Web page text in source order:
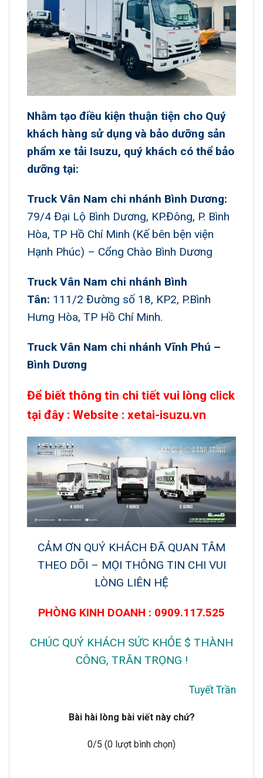
Nhằm tạo điều kiện thuận tiện cho Quý
khách hàng sử dụng và bảo dưỡng sản
phẩm xe tải Isuzu, quý khách có thể bảo
dưỡng tại:
Truck Vân Nam chi nhánh Bình Dương:
79/4 Đại Lộ Bình Dương, KP.Đông, P. Bình
Hòa, TP Hồ Chí Minh (Kế bên bện viện
Hạnh Phúc) – Cổng Chào Bình Dương
Truck Vân Nam chi nhánh Bình
Tân: 111/2 Đường số 18, KP2, P.Bình
Hưng Hòa, TP Hồ Chí Minh.
Truck Vân Nam chi nhánh Vĩnh Phú –
Bình Dương
Để biết thông tin chi tiết vui lòng click
tại đây : Website : xetai-isuzu.vn
CẢM ƠN QUÝ KHÁCH ĐÃ QUAN TÂM
THEO DÕI – MỌI THÔNG TIN CHI VUI
LÒNG LIÊN HỆ
PHÒNG KINH DOANH : 0909.117.525
CHÚC QUÝ KHÁCH SỨC KHỎE $ THÀNH
CÔNG, TRÂN TRỌNG !
Tuyết Trần
Bài hài lòng bài viết này chứ?
0/5 (0 lượt bình chọn)